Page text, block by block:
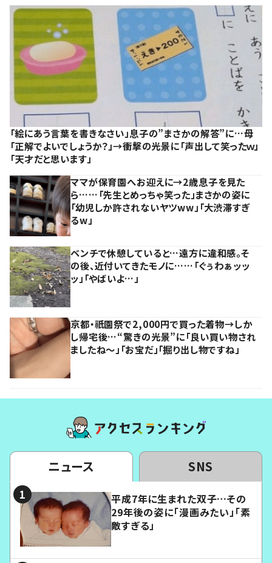
「絵にあう言葉を書きなさい」息子の”まさかの解答”に…母
「正解でよいでしょうか？」→衝撃の光景に「声出して笑ったｗ」
「天才だと思います」
ママが保育園へお迎えに→2歳息子を見た
ら……「先生とめっちゃ笑った」まさかの姿に
「幼児しか許されないヤツww」「大渋滞すぎ
るw」
ベンチで休憩していると…遠方に違和感。そ
の後、近付いてきたモノに……「ぐぅわぁッッ
ッ」「やばいよ…」
京都・祇園祭で2,000円で買った着物→しか
し帰宅後…“驚きの光景”に「良い買い物され
ましたね～」「お宝だ」「掘り出し物ですね」
ニュース SNS
平成7年に生まれた双子…その
29年後の姿に「漫画みたい」「素
敵すぎる」